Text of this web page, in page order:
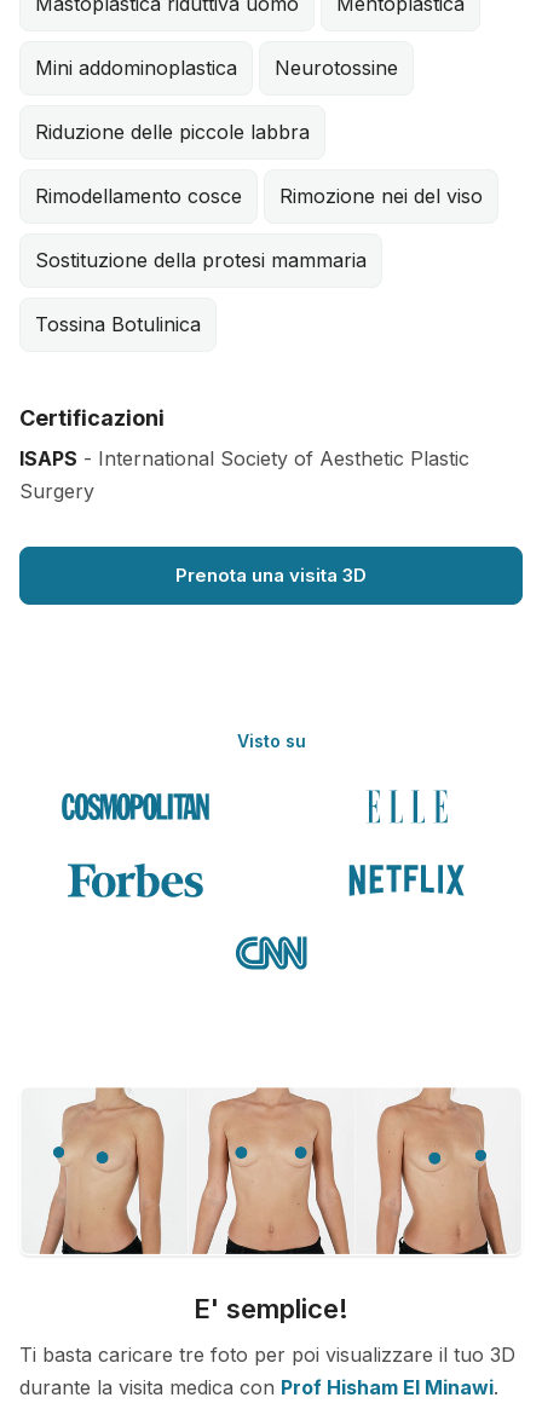
Mini addominoplastica Neurotossine
Riduzione delle piccole labbra
Rimodellamento cosce Rimozione nei del viso
Sostituzione della protesi mammaria
Tossina Botulinica
Certificazioni
ISAPS - International Society of Aesthetic Plastic
Surgery
Prenota una visita 3D
Visto su
E' semplice!
Ti basta caricare tre foto per poi visualizzare il tuo 3D
durante la visita medica con Prof Hisham El Minawi.